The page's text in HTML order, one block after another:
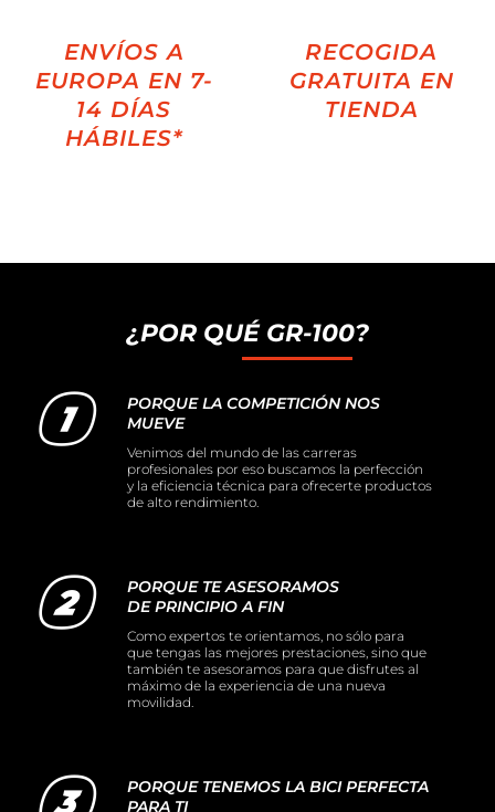
ENVÍOS A
EUROPA EN 7-
14 DÍAS
HÁBILES*
RECOGIDA
GRATUITA EN
TIENDA
¿POR QUÉ GR-100?
PORQUE LA COMPETICIÓN NOS
MUEVE
Venimos del mundo de las carreras
profesionales por eso buscamos la perfección
y la eficiencia técnica para ofrecerte productos
de alto rendimiento.
PORQUE TE ASESORAMOS
DE PRINCIPIO A FIN
Como expertos te orientamos, no sólo para
que tengas las mejores prestaciones, sino que
también te asesoramos para que disfrutes al
máximo de la experiencia de una nueva
movilidad.
PORQUE TENEMOS LA BICI PERFECTA
PARA TI